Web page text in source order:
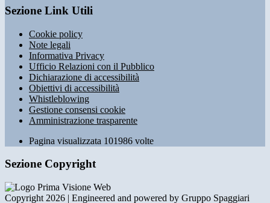
Sezione Link Utili
Cookie policy
Note legali
Informativa Privacy
Ufficio Relazioni con il Pubblico
Dichiarazione di accessibilità
Obiettivi di accessibilità
Whistleblowing
Gestione consensi cookie
Amministrazione trasparente
Pagina visualizzata 101986 volte
Sezione Copyright
Copyright 2026 | Engineered and powered by Gruppo Spaggiari